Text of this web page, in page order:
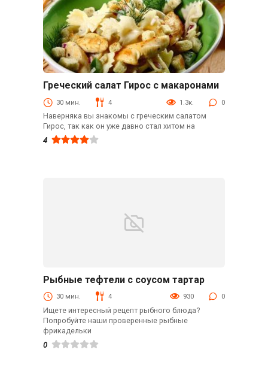
Греческий салат Гирос с макаронами
30 мин. 4 1.3к. 0
Наверняка вы знакомы с греческим салатом
Гирос, так как он уже давно стал хитом на
4
Рыбные тефтели с соусом тартар
30 мин. 4 930 0
Ищете интересный рецепт рыбного блюда?
Попробуйте наши проверенные рыбные
фрикадельки
0